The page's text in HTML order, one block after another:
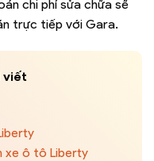
chi phí sửa chữa sẽ
trực tiếp với Gara.
viết
xe ô tô Liberty